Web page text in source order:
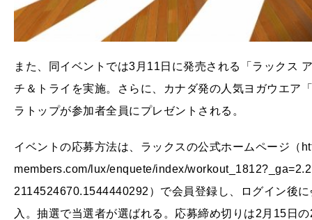
また、同イベントでは3月11日に発売される「ラックス
チ＆トライを実施。さらに、カナダ発の人気ヨガウエア
ラトップが参加者全員にプレゼントされる。
イベントの応募方法は、ラックスの公式ホームページ（
members.com/lux/enquete/index/
2114524670.1544440292）で会員登録し、ログイン後
入。抽選で当選者が選ばれる。応募締め切りは2月15日